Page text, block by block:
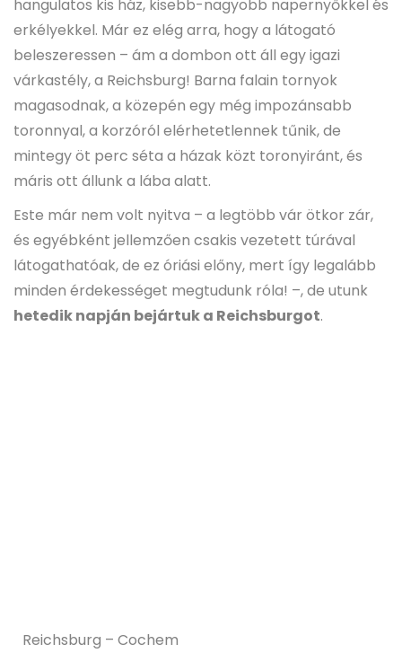
hangulatos kis ház, kisebb-nagyobb napernyőkkel és
erkélyekkel. Már ez elég arra, hogy a látogató
beleszeressen – ám a dombon ott áll egy igazi
várkastély, a Reichsburg! Barna falain tornyok
magasodnak, a közepén egy még impozánsabb
toronnyal, a korzóról elérhetetlennek tűnik, de
mintegy öt perc séta a házak közt toronyiránt, és
máris ott állunk a lába alatt.
Este már nem volt nyitva – a legtöbb vár ötkor zár,
és egyébként jellemzően csakis vezetett túrával
látogathatóak, de ez óriási előny, mert így legalább
minden érdekességet megtudunk róla! –, de utunk
hetedik napján bejártuk a Reichsburgot.
Reichsburg – Cochem